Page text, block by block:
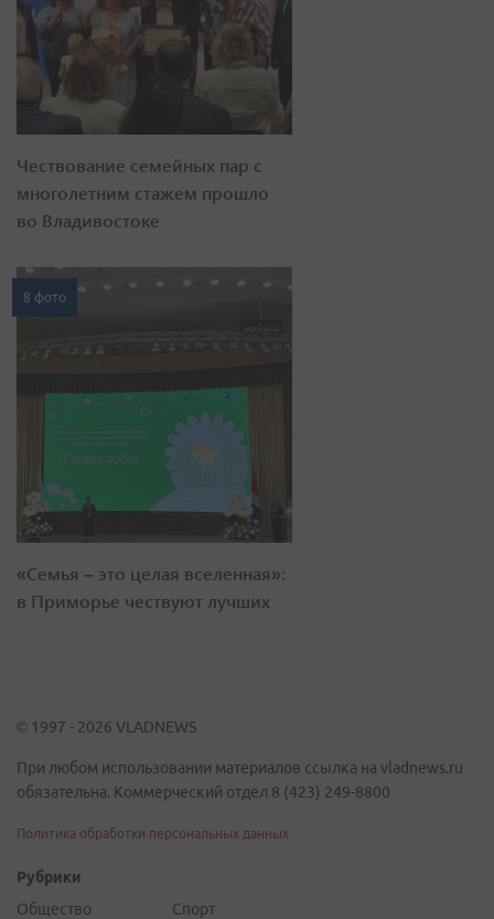
Чествование семейных пар с
многолетним стажем прошло
во Владивостоке
8 фото
«Семья – это целая вселенная»:
в Приморье чествуют лучших
© 1997 - 2026 VLADNEWS
При любом использовании материалов ссылка на vladnews.ru
обязательна. Коммерческий отдел 8 (423) 249-8800
Политика обработки персональных данных
Рубрики
Общество
Спорт